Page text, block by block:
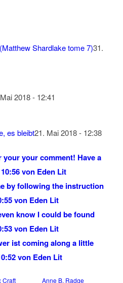
Shardlake tome 7)31.
2018 - 12:41
es bleibt21. Mai 2018 - 12:38
your comment! Have a
von Eden Lit
by following the instruction
von Eden Lit
know I could be found
von Eden Lit
ist coming along a little
von Eden Lit
Craft
Anne B. Radge